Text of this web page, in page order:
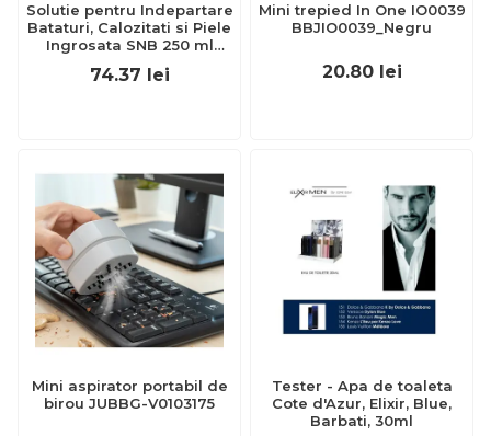
Solutie pentru Indepartare
Bataturi, Calozitati si Piele
Ingrosata SNB 250 ml
74.37 lei
Mini trepied In One IO0039
BBJIO0039_Negru
20.80 lei
Mini aspirator portabil de
birou JUBBG-V0103175
Tester - Apa de toaleta
Cote d'Azur, Elixir, Blue,
Barbati, 30ml